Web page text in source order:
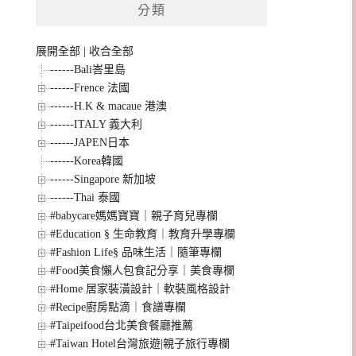
分類
展開全部
收合全部
------Bali峇里島
------Frence 法國
------H.K & macaue 港澳
------ITALY 義大利
------JAPEN日本
------Korea韓國
------Singapore 新加坡
------Thai 泰國
#babycare媽媽寶寶｜親子育兒專欄
#Education § 生命教育｜教育升學專欄
#Fashion Life§ 品味生活｜隨筆專欄
#Food美食懶人包食記分享｜美食專欄
#Home 居家裝潢設計｜軟裝風格設計
#Recipe廚房點滴｜食譜專欄
#Taipeifood台北美食餐廳推薦
#Taiwan Hotel台灣旅遊|親子旅行專欄